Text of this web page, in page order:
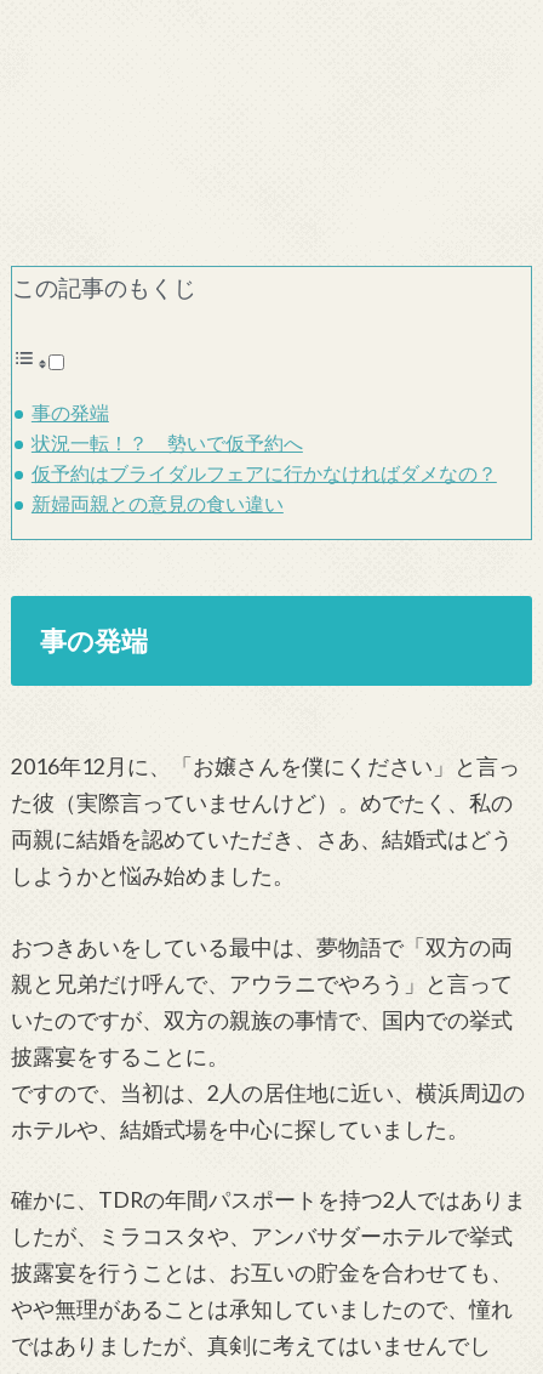
この記事のもくじ
事の発端
状況一転！？ 勢いで仮予約へ
仮予約はブライダルフェアに行かなければダメなの？
新婦両親との意見の食い違い
事の発端
2016年12月に、「お嬢さんを僕にください」と言っ
た彼（実際言っていませんけど）。めでたく、私の
両親に結婚を認めていただき、さあ、結婚式はどう
しようかと悩み始めました。
おつきあいをしている最中は、夢物語で「双方の両
親と兄弟だけ呼んで、アウラニでやろう」と言って
いたのですが、双方の親族の事情で、国内での挙式
披露宴をすることに。
ですので、当初は、2人の居住地に近い、横浜周辺の
ホテルや、結婚式場を中心に探していました。
確かに、TDRの年間パスポートを持つ2人ではありま
したが、ミラコスタや、アンバサダーホテルで挙式
披露宴を行うことは、お互いの貯金を合わせても、
やや無理があることは承知していましたので、憧れ
ではありましたが、真剣に考えてはいませんでし